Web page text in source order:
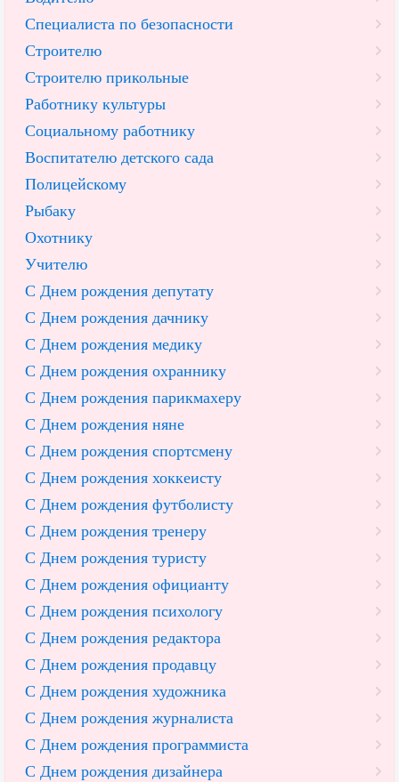
Специалиста по безопасности
Строителю
Строителю прикольные
Работнику культуры
Социальному работнику
Воспитателю детского сада
Полицейскому
Рыбаку
Охотнику
Учителю
С Днем рождения депутату
С Днем рождения дачнику
С Днем рождения медику
С Днем рождения охраннику
С Днем рождения парикмахеру
С Днем рождения няне
С Днем рождения спортсмену
С Днем рождения хоккеисту
С Днем рождения футболисту
С Днем рождения тренеру
С Днем рождения туристу
С Днем рождения официанту
С Днем рождения психологу
С Днем рождения редактора
С Днем рождения продавцу
С Днем рождения художника
С Днем рождения журналиста
С Днем рождения программиста
С Днем рождения дизайнера